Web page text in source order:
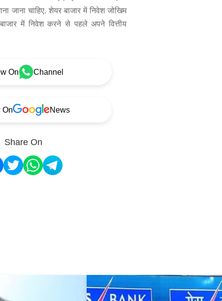
जाना चाहिए. शेयर बाजार में निवेश जोखिम
में निवेश करने से पहले अपने वित्तीय
On Channel
On News
Share On